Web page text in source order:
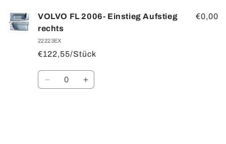
VOLVO FL 2006- Einstieg Aufstieg
rechts
22223EX
€122,55/Stück
€0,00
Anzahl
VerringereErhöhe